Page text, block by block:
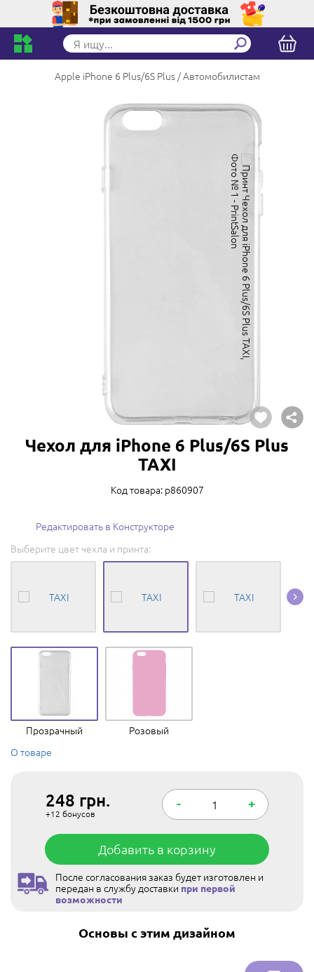
Apple iPhone 6 Plus/6S Plus Автомобилистам
Чехол для iPhone 6 Plus/6S Plus
TAXI
Код товара: p860907
Редактировать в Конструкторе
Выберите цвет чехла и принта:
Прозрачный
Розовый
О товаре
248 грн.
+12 бонусов
- +
Добавить в корзину
После согласования заказ будет изготовлен и
передан в службу доставки при первой
возможности
Основы с этим дизайном